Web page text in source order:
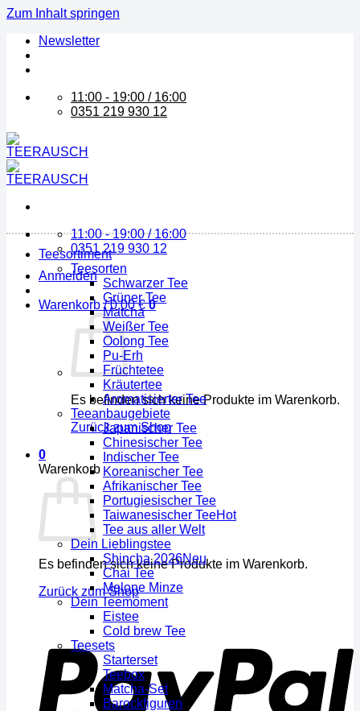
Zum Inhalt springen
Newsletter
11:00 - 19:00 / 16:00
0351 219 930 12
11:00 - 19:00 / 16:00
0351 219 930 12
Anmelden
Warenkorb /0,00€ 0
Es befinden sich keine Produkte im Warenkorb.
Zurück zum Shop
0
Warenkorb
Es befinden sich keine Produkte im Warenkorb.
Zurück zum Shop
Teesortiment
Teesorten
Schwarzer Tee
Grüner Tee
Matcha
Weißer Tee
Oolong Tee
Pu-Erh
Früchtetee
Kräutertee
Aromatisierter Tee
Teeanbaugebiete
Japanischer Tee
Chinesischer Tee
Indischer Tee
Koreanischer Tee
Afrikanischer Tee
Portugiesischer Tee
Taiwanesischer Tee
Tee aus aller Welt
Dein Lieblingstee
Shincha 2026
Chai Tee
Melone Minze
Dein Teemoment
Eistee
Cold brew Tee
Teesets
Starterset
Teebox
Matcha-Set
Barockfiguren